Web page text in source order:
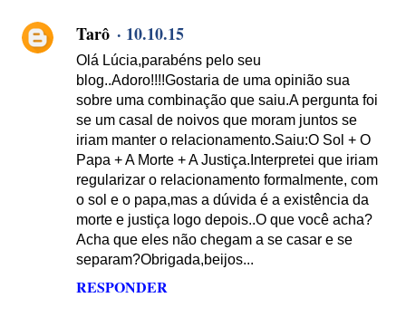
Tarô 10.10.15
Olá Lúcia,parabéns pelo seu
blog..Adoro!!!!Gostaria de uma opinião sua
sobre uma combinação que saiu.A pergunta foi
se um casal de noivos que moram juntos se
iriam manter o relacionamento.Saiu:O Sol + O
Papa + A Morte + A Justiça.Interpretei que iriam
regularizar o relacionamento formalmente, com
o sol e o papa,mas a dúvida é a existência da
morte e justiça logo depois..O que você acha?
Acha que eles não chegam a se casar e se
separam?Obrigada,beijos...
RESPONDER